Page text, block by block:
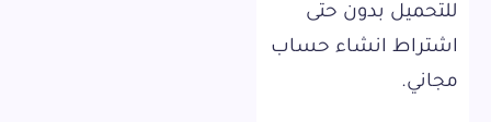
للتحميل بدون حتى
اشتراط انشاء حساب
مجاني.